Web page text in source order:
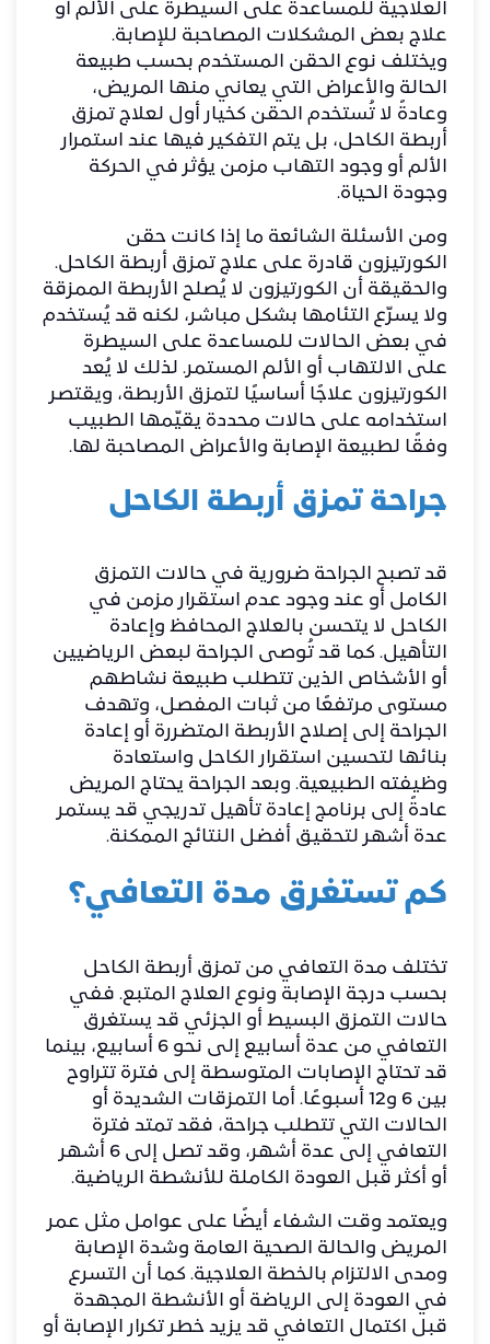
العلاجية للمساعدة على السيطرة على الألم أو
علاج بعض المشكلات المصاحبة للإصابة.
ويختلف نوع الحقن المستخدم بحسب طبيعة
الحالة والأعراض التي يعاني منها المريض،
وعادةً لا تُستخدم الحقن كخيار أول لعلاج تمزق
أربطة الكاحل، بل يتم التفكير فيها عند استمرار
الألم أو وجود التهاب مزمن يؤثر في الحركة
وجودة الحياة.
ومن الأسئلة الشائعة ما إذا كانت حقن
الكورتيزون قادرة على علاج تمزق أربطة الكاحل.
والحقيقة أن الكورتيزون لا يُصلح الأربطة الممزقة
ولا يسرّع التئامها بشكل مباشر، لكنه قد يُستخدم
في بعض الحالات للمساعدة على السيطرة
على الالتهاب أو الألم المستمر. لذلك لا يُعد
الكورتيزون علاجًا أساسيًا لتمزق الأربطة، ويقتصر
استخدامه على حالات محددة يقيّمها الطبيب
وفقًا لطبيعة الإصابة والأعراض المصاحبة لها.
جراحة تمزق أربطة الكاحل
قد تصبح الجراحة ضرورية في حالات التمزق
الكامل أو عند وجود عدم استقرار مزمن في
الكاحل لا يتحسن بالعلاج المحافظ وإعادة
التأهيل. كما قد تُوصى الجراحة لبعض الرياضيين
أو الأشخاص الذين تتطلب طبيعة نشاطهم
مستوى مرتفعًا من ثبات المفصل، وتهدف
الجراحة إلى إصلاح الأربطة المتضررة أو إعادة
بنائها لتحسين استقرار الكاحل واستعادة
وظيفته الطبيعية. وبعد الجراحة يحتاج المريض
عادةً إلى برنامج إعادة تأهيل تدريجي قد يستمر
عدة أشهر لتحقيق أفضل النتائج الممكنة.
كم تستغرق مدة التعافي؟
تختلف مدة التعافي من تمزق أربطة الكاحل
بحسب درجة الإصابة ونوع العلاج المتبع. ففي
حالات التمزق البسيط أو الجزئي قد يستغرق
التعافي من عدة أسابيع إلى نحو 6 أسابيع، بينما
قد تحتاج الإصابات المتوسطة إلى فترة تتراوح
بين 6 و12 أسبوعًا. أما التمزقات الشديدة أو
الحالات التي تتطلب جراحة، فقد تمتد فترة
التعافي إلى عدة أشهر، وقد تصل إلى 6 أشهر
أو أكثر قبل العودة الكاملة للأنشطة الرياضية.
ويعتمد وقت الشفاء أيضًا على عوامل مثل عمر
المريض والحالة الصحية العامة وشدة الإصابة
ومدى الالتزام بالخطة العلاجية. كما أن التسرع
في العودة إلى الرياضة أو الأنشطة المجهدة
قبل اكتمال التعافي قد يزيد خطر تكرار الإصابة أو